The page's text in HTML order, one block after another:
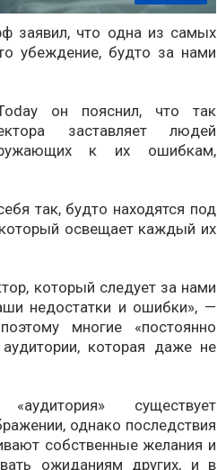
заявил, что одна из самых
убеждение, будто за нами
он пояснил, что так
заставляет людей
к их ошибкам,
так, будто находятся под
освещает каждый их
который следует за нами
недостатки и ошибки», —
многие «постоянно
которая даже не
существует
однако последствия
собственные желания и
ожиданиям других, и в